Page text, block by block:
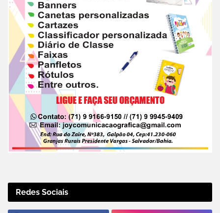
Redes Sociais